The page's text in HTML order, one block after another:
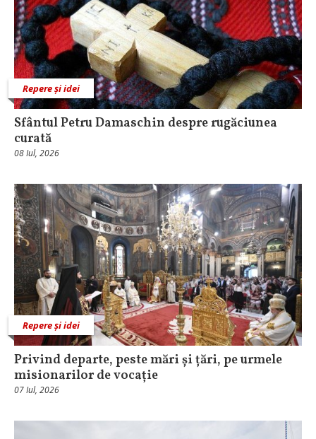
Repere și idei
Sfântul Petru Damaschin despre rugăciunea
curată
08 Iul, 2026
Repere și idei
Privind departe, peste mări și țări, pe urmele
misionarilor de vocație
07 Iul, 2026